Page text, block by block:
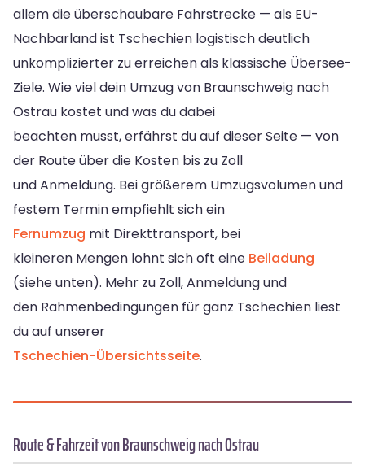
allem die überschaubare Fahrstrecke — als EU-
Nachbarland ist Tschechien logistisch deutlich
unkomplizierter zu erreichen als klassische Übersee-
Ziele. Wie viel dein Umzug von Braunschweig nach
Ostrau kostet und was du dabei
beachten musst, erfährst du auf dieser Seite — von
der Route über die Kosten bis zu Zoll
und Anmeldung. Bei größerem Umzugsvolumen und
festem Termin empfiehlt sich ein
Fernumzug mit Direkttransport, bei
kleineren Mengen lohnt sich oft eine Beiladung
(siehe unten). Mehr zu Zoll, Anmeldung und
den Rahmenbedingungen für ganz Tschechien liest
du auf unserer
Tschechien-Übersichtsseite.
Route & Fahrzeit von Braunschweig nach Ostrau